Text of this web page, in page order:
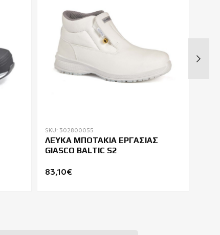
SKU: 302800055
ΛΕΥΚΑ ΜΠΟΤΑΚΙΑ ΕΡΓΑΣΙΑΣ
GIASCO BALTIC S2
83,10€